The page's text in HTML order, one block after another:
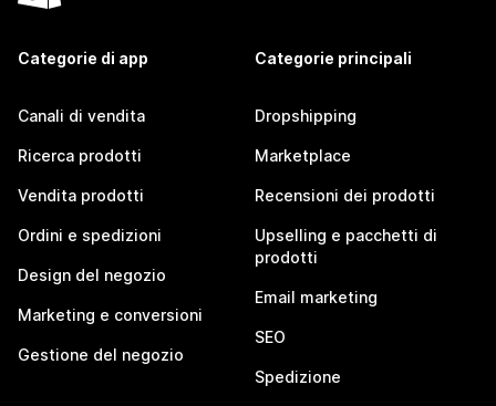
Categorie di app
Canali di vendita
Ricerca prodotti
Vendita prodotti
Ordini e spedizioni
Design del negozio
Marketing e conversioni
Gestione del negozio
Categorie principali
Dropshipping
Marketplace
Recensioni dei prodotti
Upselling e pacchetti di
prodotti
Email marketing
SEO
Spedizione